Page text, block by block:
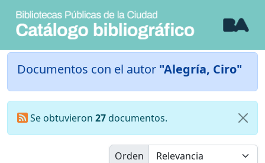
Documentos con el autor "Alegría, Ciro"
Se obtuvieron 27documentos.
Orden